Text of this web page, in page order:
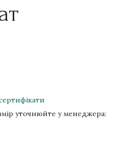
уточнюйте у менеджера: